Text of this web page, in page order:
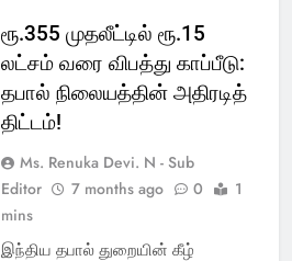
ரூ.355 முதலீட்டில் ரூ.15
லட்சம் வரை விபத்து காப்பீடு:
தபால் நிலையத்தின் அதிரடித்
திட்டம்!
Ms. Renuka Devi. N - Sub
Editor
7 months ago 0
1
mins
இந்திய தபால் துறையின் கீழ்